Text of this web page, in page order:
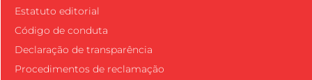
Estatuto editorial
Código de conduta
Declaração de transparência
Procedimentos de reclamação